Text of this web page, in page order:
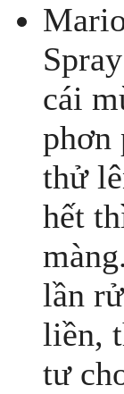
cái
phơn
thử
hết
lần
liền,
tư